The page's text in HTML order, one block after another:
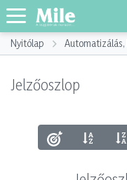
Nyitólap Automatizálás,
Jelzőoszlop